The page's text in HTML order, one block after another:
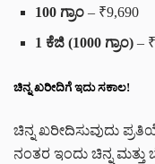
100 ಗ್ರಾಂ – ₹9,690
1 ಕೆಜಿ (1000 ಗ್ರಾಂ) –
ಚಿನ್ನ ಖರೀದಿಗೆ ಇದು ಸಕಾಲ!
ಚಿನ್ನ ಖರೀದಿಸುವುದು
ನಂತರ ಇಂದು ಚಿನ್ನ ಮತ್ತು